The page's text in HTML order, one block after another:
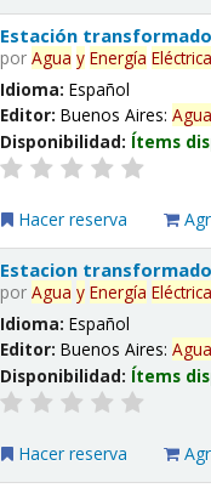
Estación
porAgua y Energía
Idioma:Español
Editor:Buenos Aires:Agua
Disponibilidad: Ítems
Hacer reserva
Estacion
porAgua y Energía
Idioma:Español
Editor:Buenos Aires:Agua
Disponibilidad: Ítems
Hacer reserva